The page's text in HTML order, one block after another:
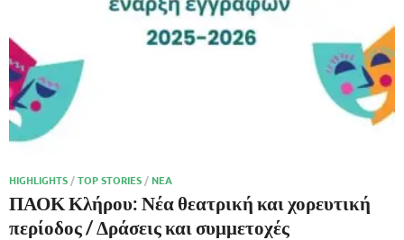
HIGHLIGHTS /TOP STORIES / ΝΈΑ
ΠΑΟΚ Κλήρου: Νέα θεατρική και χορευτική
περίοδος / Δράσεις και συμμετοχές